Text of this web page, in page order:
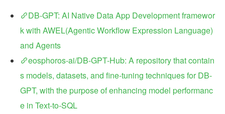
DB-GPT: AI Native Data App Development framewor
k with AWEL(Agentic Workflow Expression Language)
and Agents
eosphoros-ai/DB-GPT-Hub: A repository that contain
s models, datasets, and fine-tuning techniques for DB-
GPT, with the purpose of enhancing model performanc
e in Text-to-SQL